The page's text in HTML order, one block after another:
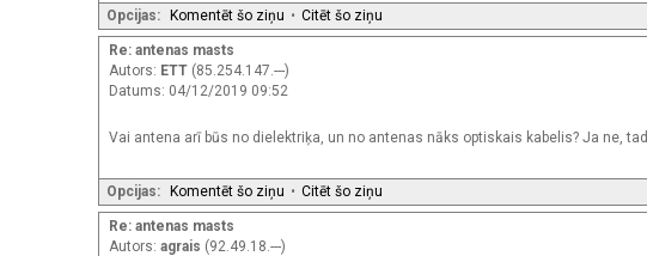
Opcijas: Komentēt šo ziņu • Citēt šo ziņu
Re: antenas masts
Autors: ETT (85.254.147.---)
Datums: 04/12/2019 09:52
Vai antena arī būs no dielektriķa, un no antenas nāks optiskais kabelis? Ja ne,
Opcijas: Komentēt šo ziņu • Citēt šo ziņu
Re: antenas masts
Autors: agrais (92.49.18.---)